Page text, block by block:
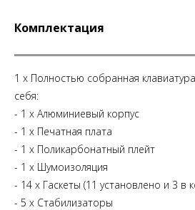
Комплектация
1 x Полностью собранная
себя:
- 1 х Алюминиевый корпус
- 1 х Печатная плата
- 1 х Поликарбонатный плейт
- 1 х Шумоизоляция
- 14 х Гаскеты (11 установлено и 3 в
- 5 х Стабилизаторы